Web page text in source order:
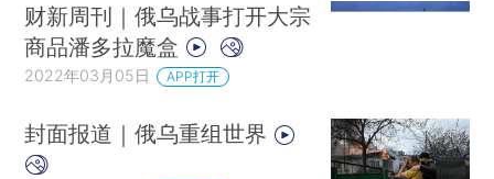
财新周刊｜俄乌战事打开大宗
商品潘多拉魔盒
2022年03月05日 APP打开
封面报道｜俄乌重组世界